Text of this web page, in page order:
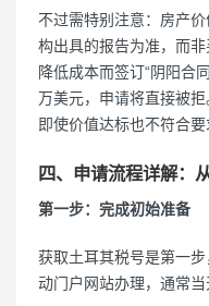
不过需特别注意：房产
构出具的报告为准，而
降低成本而签订“阴阳合
万美元，申请将直接被
即使价值达标也不符合要
四、申请流程详解：
第一步：完成初始准备
获取土耳其税号是第一
动门户网站办理，通常当